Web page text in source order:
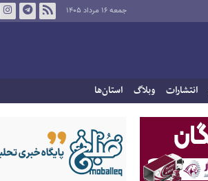
جمعه ۱۶ مرداد ۱۴۰۵
انتشارات وبلاگ استان‌ها